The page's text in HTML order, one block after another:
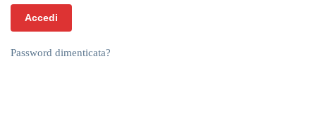
Accedi
Password dimenticata?